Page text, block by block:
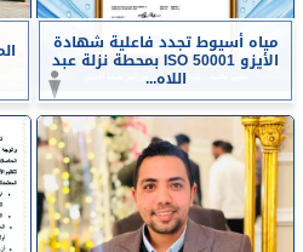
مياه أسيوط تجدد فاعلية شهادة
الأيزو ISO 50001 بمحطة نزلة عبد
اللاه...